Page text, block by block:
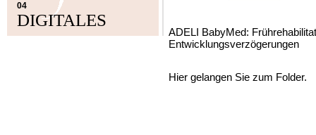
04
DIGITALES
ADELI BabyMed:
Entwicklungsverzögerungen
Hier gelangen Sie zum Folder.